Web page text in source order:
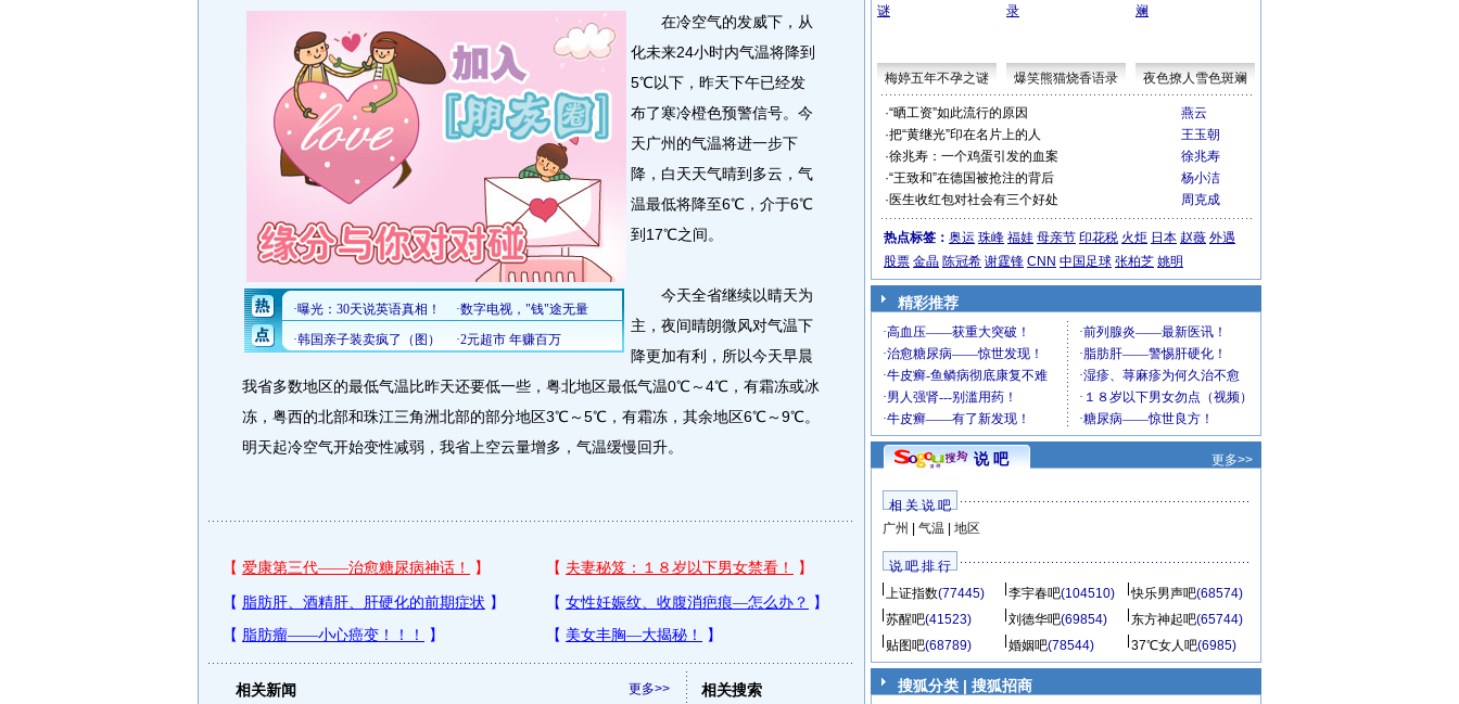
在冷空气的发威下，从
化未来24小时内气温将降到
5℃以下，昨天下午已经发
布了寒冷橙色预警信号。今
天广州的气温将进一步下
降，白天天气晴到多云，气
温最低将降至6℃，介于6℃
到17℃之间。
今天全省继续以晴天为
主，夜间晴朗微风对气温下
降更加有利，所以今天早晨
我省多数地区的最低气温比昨天还要低一些，粤北地区最低气温0℃～4℃，有霜冻或冰
冻，粤西的北部和珠江三角洲北部的部分地区3℃～5℃，有霜冻，其余地区6℃～9℃。
明天起冷空气开始变性减弱，我省上空云量增多，气温缓慢回升。
更多>>
相关新闻
相关搜索
梅婷五年不孕之谜 爆笑熊猫烧香语录 夜色撩人雪色斑斓
·“晒工资”如此流行的原因
燕云
·把“黄继光”印在名片上的人
王玉朝
·徐兆寿：一个鸡蛋引发的血案
徐兆寿
·“王致和”在德国被抢注的背后
杨小洁
· 医生收红包对社会有三个好处 周克成
热点标签： 奥运 珠峰 福娃 母亲节 印花税 火炬 日本 赵薇 外遇
股票 金晶 陈冠希 谢霆锋 CNN 中国足球 张柏芝 姚明
精彩推荐
说 吧 更多>>
相 关 说 吧
广州
气温 地区
说 吧 排 行
上证指数(77445) 李宇春吧(104510) 快乐男声吧(68574)
苏醒吧(41523) 刘德华吧(69854) 东方神起吧(65744)
贴图吧(68789) 婚姻吧(78544) 37℃女人吧(6985)
搜狐分类 | 搜狐招商